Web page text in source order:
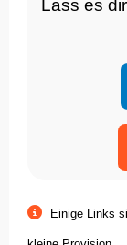
Lass es
Einige Links